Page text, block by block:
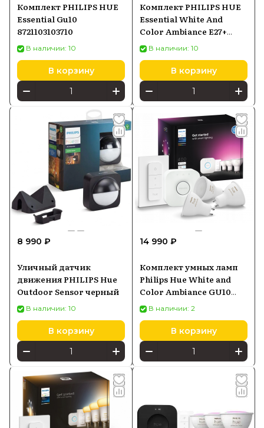
Комплект PHILIPS HUE
Essential Gu10
8721103103710
В наличии: 10
В корзину
Комплект PHILIPS HUE
Essential White And
Color Ambiance E27+
8721103103673
В наличии: 10
В корзину
8 990 ₽
Уличный датчик
движения PHILIPS Hue
Outdoor Sensor черный
В наличии: 10
В корзину
14 990 ₽
Комплект умных ламп
Philips Hue White and
Color Ambiance GU10
Starter Kit BT 400лм
В наличии: 2
В корзину